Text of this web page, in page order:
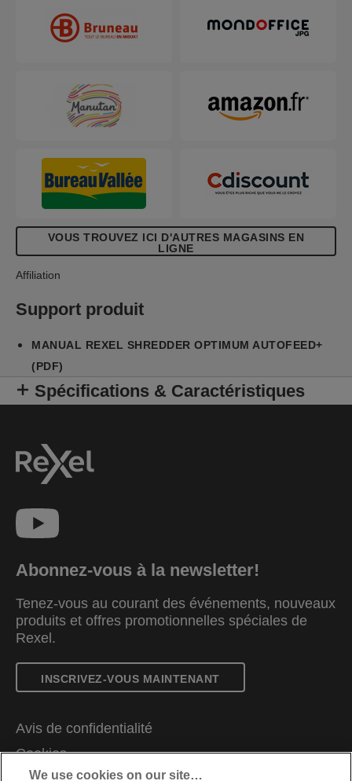
VOUS TROUVEZ ICI D'AUTRES MAGASINS EN
LIGNE
Affiliation
Support produit
MANUAL REXEL SHREDDER OPTIMUM AUTOFEED+
(PDF)
Spécifications & Caractéristiques
Abonnez-vous à la newsletter!
Tenez-vous au courant des événements, nouveaux
produits et offres promotionnelles spéciales de
Rexel.
INSCRIVEZ-VOUS MAINTENANT
Avis de confidentialité
Cookies
We use cookies on our site…